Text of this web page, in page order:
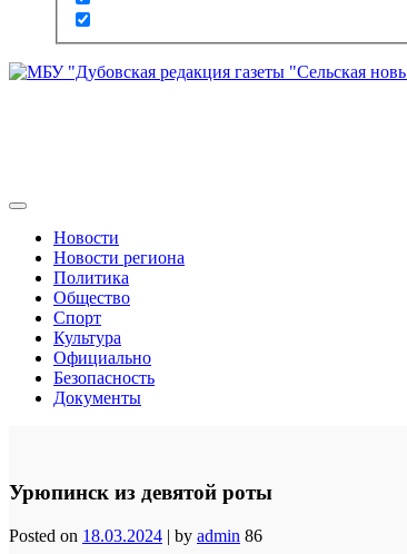
Новости
Новости региона
Политика
Общество
Спорт
Культура
Официально
Безопасность
Документы
Урюпинск из девятой роты
Posted on 18.03.2024 | by admin 86